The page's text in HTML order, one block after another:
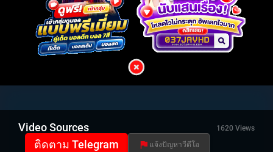
Video Sources 1620 Views
ติดตาม Telegram แจ้งปัญหาวีดีโอ